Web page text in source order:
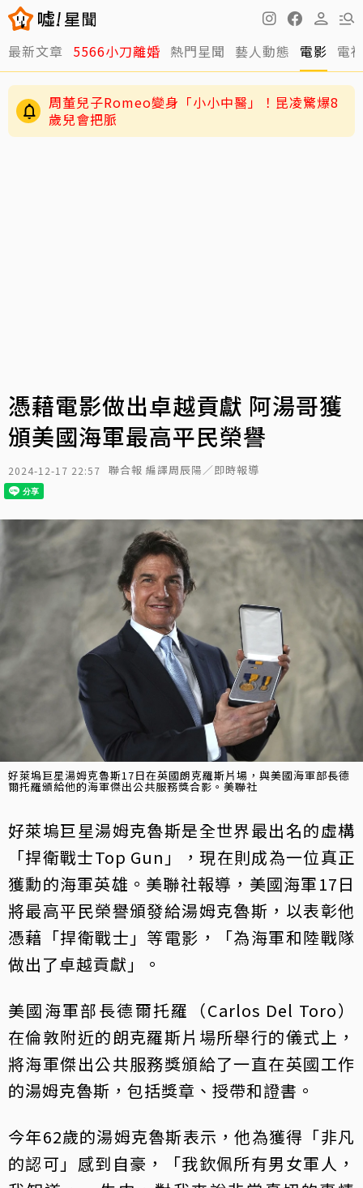
最新文章 5566小刀離婚 熱門星聞 藝人動態 電影 電
周董兒子Romeo變身「小小中醫」！昆凌驚爆8
歲兒會把脈
憑藉電影做出卓越貢獻 阿湯哥獲
頒美國海軍最高平民榮譽
2024-12-17 22:57 聯合報 編譯周辰陽／即時報導
好萊塢巨星湯姆克魯斯17日在英國朗克羅斯片場，與美國海軍部長德
爾托羅頒給他的海軍傑出公共服務獎合影。美聯社
好萊塢巨星湯姆克魯斯是全世界最出名的虛構
「捍衛戰士Top Gun」，現在則成為一位真正
獲勳的海軍英雄。美聯社報導，美國海軍17日
將最高平民榮譽頒發給湯姆克魯斯，以表彰他
憑藉「捍衛戰士」等電影，「為海軍和陸戰隊
做出了卓越貢獻」。
美國海軍部長德爾托羅（Carlos Del Toro）
在倫敦附近的朗克羅斯片場所舉行的儀式上，
將海軍傑出公共服務獎頒給了一直在英國工作
的湯姆克魯斯，包括獎章、授帶和證書。
今年62歲的湯姆克魯斯表示，他為獲得「非凡
的認可」感到自豪，「我欽佩所有男女軍人，